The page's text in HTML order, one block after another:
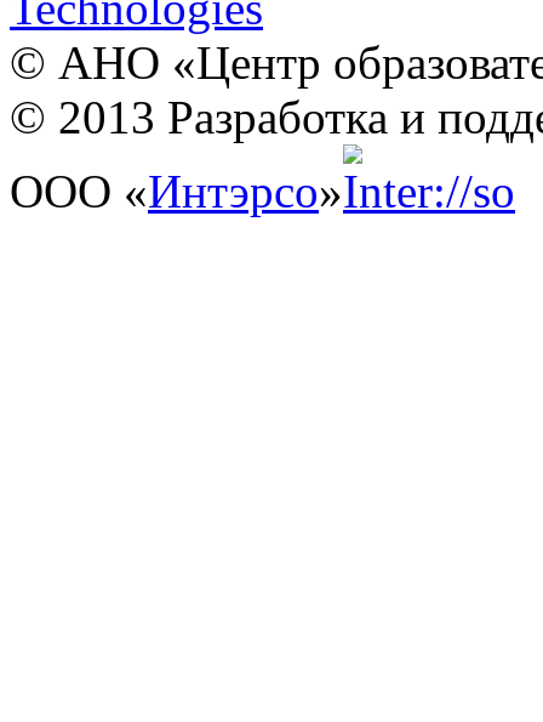
© АНО «Центр
© 2013 Разработка и
ООО «Интэрсо»